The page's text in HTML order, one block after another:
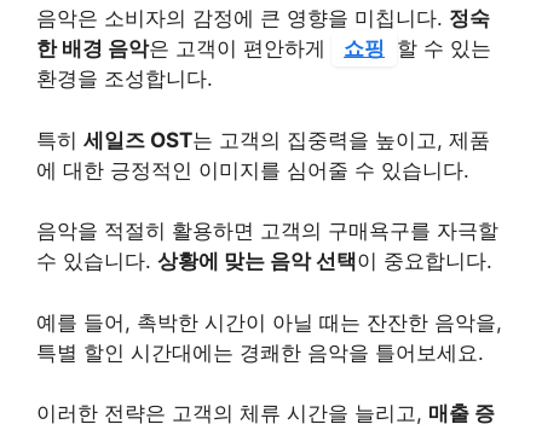
음악은 소비자의 감정에 큰 영향을 미칩니다. 정숙
한 배경 음악은 고객이 편안하게 쇼핑 할 수 있는
환경을 조성합니다.
특히 세일즈 OST는 고객의 집중력을 높이고, 제품
에 대한 긍정적인 이미지를 심어줄 수 있습니다.
음악을 적절히 활용하면 고객의 구매욕구를 자극할
수 있습니다. 상황에 맞는 음악 선택이 중요합니다.
예를 들어, 촉박한 시간이 아닐 때는 잔잔한 음악을,
특별 할인 시간대에는 경쾌한 음악을 틀어보세요.
이러한 전략은 고객의 체류 시간을 늘리고, 매출 증